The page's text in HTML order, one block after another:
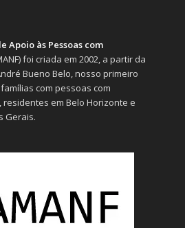
Apoio às Pessoas com
foi criada em 2002, a partir da
Bueno Belo, nosso primeiro
com pessoas com
em Belo Horizonte e
Gerais.